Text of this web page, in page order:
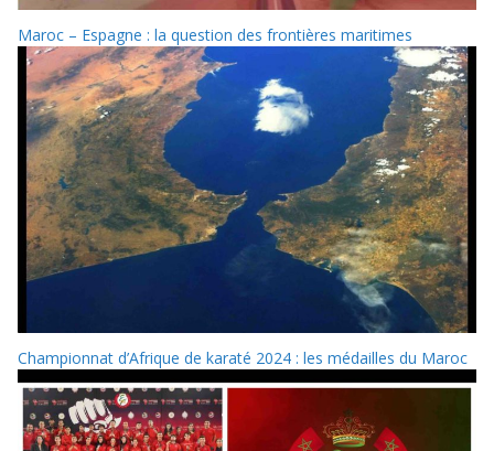
Maroc – Espagne : la question des frontières maritimes
Championnat d’Afrique de karaté 2024 : les médailles du Maroc